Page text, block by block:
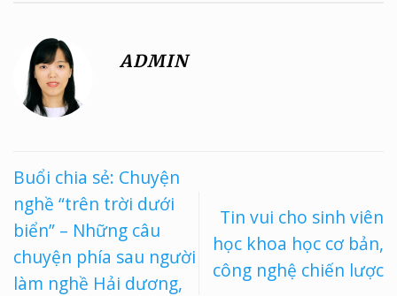
ADMIN
Buổi chia sẻ: Chuyện
nghề “trên trời dưới
biển” – Những câu
chuyện phía sau người
làm nghề Hải dương,
Tin vui cho sinh viên
học khoa học cơ bản,
công nghệ chiến lược